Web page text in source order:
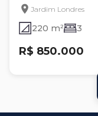
Jardim Londres
220 m² 3
R$ 850.000